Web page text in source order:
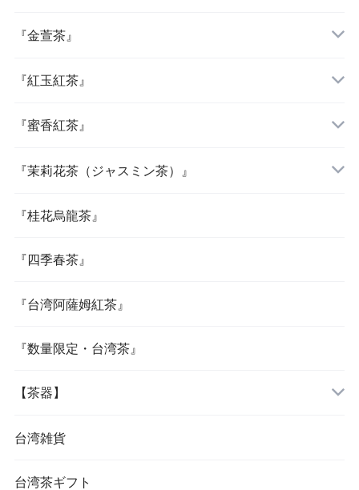
『金萱茶』
『紅玉紅茶』
『蜜香紅茶』
『茉莉花茶（ジャスミン茶）』
『桂花烏龍茶』
『四季春茶』
『台湾阿薩姆紅茶』
『数量限定・台湾茶』
【茶器】
台湾雑貨
台湾茶ギフト